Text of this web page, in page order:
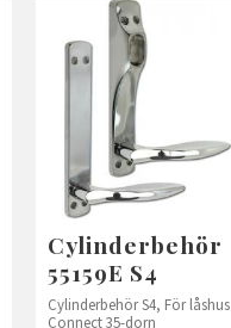
Cylinderbehör
55159E S4
Cylinderbehör S4, För låshus
Connect 35-dorn